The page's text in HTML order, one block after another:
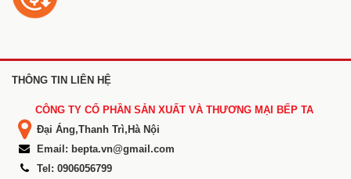
THÔNG TIN LIÊN HỆ
CÔNG TY CỔ PHẦN SẢN XUẤT VÀ THƯƠNG MẠI BẾP TA
Đại Áng,Thanh Trì,Hà Nội
Email: bepta.vn@gmail.com
Tel: 0906056799